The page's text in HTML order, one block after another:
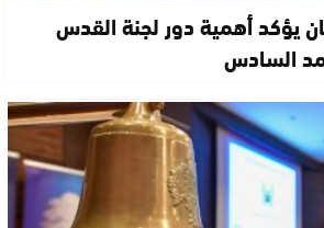
يؤكد أهمية دور لجنة القدس
السادس